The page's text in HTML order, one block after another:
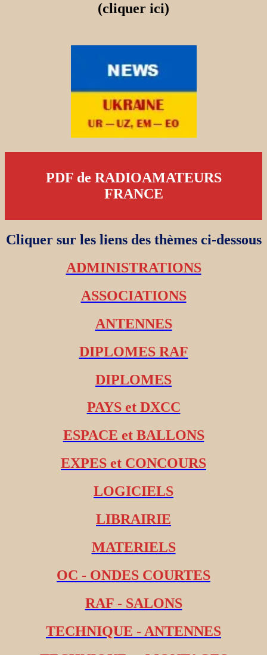
(cliquer ici)
PDF de RADIOAMATEURS
FRANCE
Cliquer sur les liens des thèmes ci-dessous
ADMINISTRATIONS
ASSOCIATIONS
ANTENNES
DIPLOMES RAF
DIPLOMES
PAYS et DXCC
ESPACE et BALLONS
EXPES et CONCOURS
LOGICIELS
LIBRAIRIE
MATERIELS
OC - ONDES COURTES
RAF - SALONS
TECHNIQUE - ANTENNES